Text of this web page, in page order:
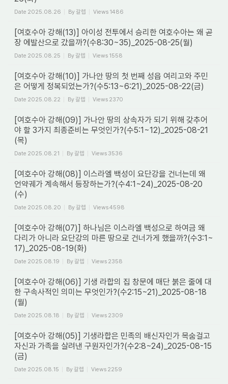
Date 2025.08.26 By갈렙 Views 1486
[여호수아 강해(13)] 아이성 전투에서 승리한 여호수아는 왜 곧
장 에발산으로 갔을까?(수8:30~35)_2025-08-25(월)
Date 2025.08.25 By갈렙 Views 1558
[여호수아 강해(10)] 가나안 땅의 첫 번째 성읍 여리고와 주민
은 어떻게 정복되었는가?(수5:13~6:21)_2025-08-22(금)
Date 2025.08.22 By갈렙 Views 2370
[여호수아 강해(09)] 가나안 땅의 상속자가 되기 위해 갖추어
야 할 3가지 최종준비는 무엇인가?(수5:1~12)_2025-08-21
(목)
Date 2025.08.21 By갈렙 Views 3536
[여호수아 강해(08)] 이스라엘 백성이 요단강을 건너는데 왜
언약궤가 계속해서 등장하는가?(수4:1~24)_2025-08-20
(수)
Date 2025.08.20 By갈렙 Views4598
[여호수아 강해(07)] 하나님은 이스라엘 백성으로 하여금 왜
다리가 아니라 요단강의 마른 땅으로 건너가게 했을까?(수3:1~
17)_2025-08-19(화)
Date 2025.08.19 By갈렙 Views 2358
[여호수아 강해(06)] 기생 라합의 집 창문에 매단 붉은 줄에 대
한 구속사적인 의미는 무엇인가?(수2:15~21)_2025-08-18
(월)
Date 2025.08.18 By갈렙 Views 2309
[여호수아 강해(05)] 기생라합은 민족의 배신자인가 목숨걸고
자신과 가족을 살려낸 구원자인가?(수2:8~24)_2025-08-15
(금)
Date 2025.08.15 By갈렙 Views 2259